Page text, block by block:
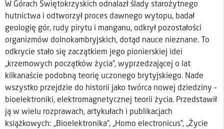
W Górach Świętokrzyskich odnalazł ślady starożytnego
hutnictwa i odtworzył proces dawnego wytopu, badał
geologię gór, rudy pirytu i manganu, odkrył pozostałości
organizmów dolnokambryjskich, dotąd nauce nieznane. To
odkrycie stało się zaczątkiem jego pionierskiej idei
„krzemowych początków życia”, wyprzedzającej o lat
kilkanaście podobną teorię uczonego brytyjskiego. Nade
wszystko przejdzie do historii jako twórca nowej dziedziny –
bioelektroniki, elektromagnetycznej teorii życia. Przedstawił
ją w wielu rozprawach, artykułach i publikacjach
książkowych: „Bioelektronika”, „Homo electronicus”, „Życie